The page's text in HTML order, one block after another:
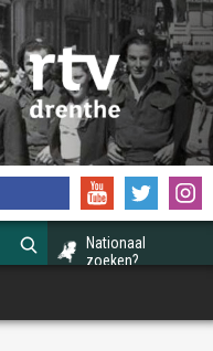
Nationaal
zoeken?